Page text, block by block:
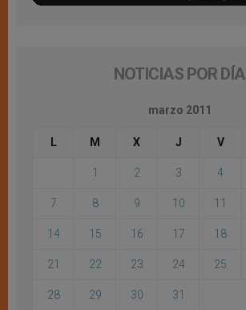
NOTICIAS POR DÍA
marzo 2011
L M X J V
1 2 3 4
7 8 9 10 11
14 15 16 17 18
21 22 23 24 25
28 29 30 31